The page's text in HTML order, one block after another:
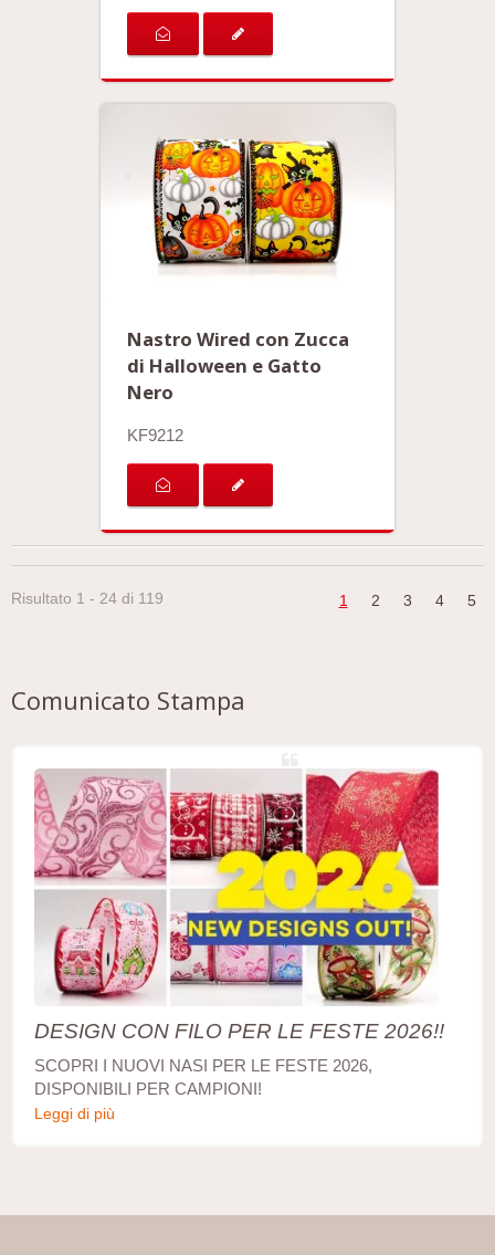
Nastro Wired con Zucca
di Halloween e Gatto
Nero
KF9212
Risultato 1 - 24 di 119 1 2 3 4 5
Comunicato Stampa
DESIGN CON FILO PER LE FESTE 2026!!
SCOPRI I NUOVI NASI PER LE FESTE 2026,
DISPONIBILI PER CAMPIONI!
Leggi di più